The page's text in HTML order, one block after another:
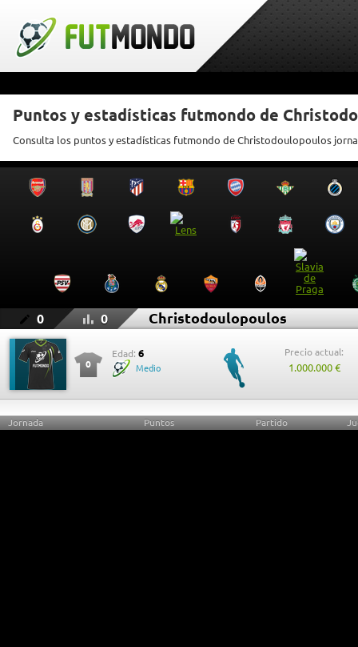
Puntos y estadísticas futmondo de
Consulta los puntos y estadísticas futmondo de Christodoulopoulos
0 0 Christodoulopoulos
0
Edad: 6
Medio
Precio actual:
1.000.000 €
Jornada Puntos Partido